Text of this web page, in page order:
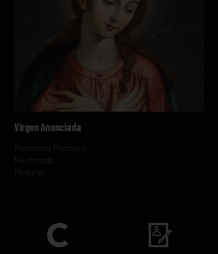
Virgen Anunciada
Francisco Pacheco
Rectorado
Pinturas